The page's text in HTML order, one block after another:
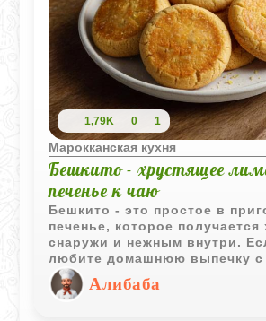
1,79K 0 1
Марокканская кухня
Бешкито - хрустящее
печенье к чаю
Бешкито - это простое в
печенье, которое
снаружи и нежным внутри.
любите домашнюю выпечку с
цитрусовой ноткой и
корочкой, то этот рецепт
Алибаба